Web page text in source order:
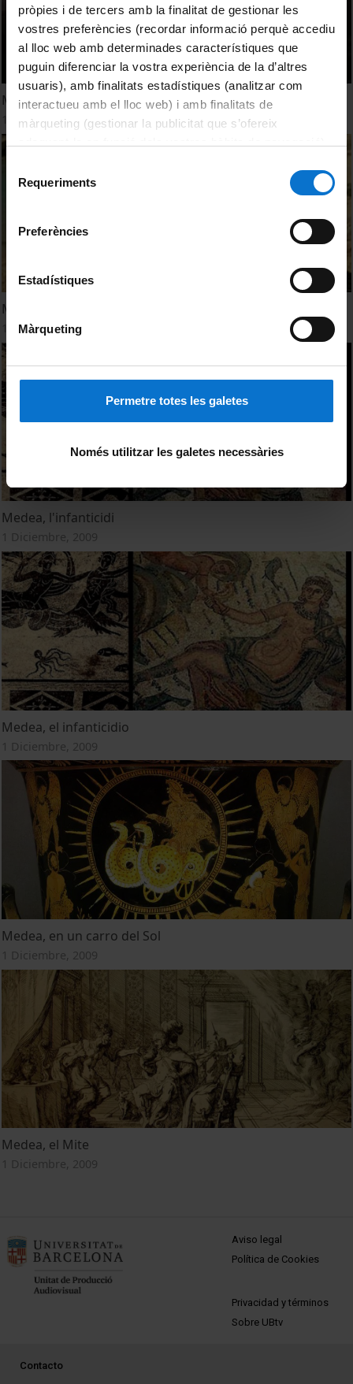
pròpies i de tercers amb la finalitat de gestionar les
vostres preferències (recordar informació perquè accediu
al lloc web amb determinades característiques que
puguin diferenciar la vostra experiència de la d’altres
usuaris), amb finalitats estadístiques (analitzar com
interactueu amb el lloc web) i amb finalitats de
màrqueting (gestionar la publicitat que s’ofereix
consultar laPolítica de galetes del lloc web de la
Requeriments
Preferències
Estadístiques
Màrqueting
Permetre totes les galetes
Només utilitzar les galetes necessàries
Medea, la Tragèdia
1 Diciembre, 2009
Medea, en un carro del Sol
1 Diciembre, 2009
Medea, l'infanticidi
1 Diciembre, 2009
Medea, el infanticidio
1 Diciembre, 2009
Medea, en un carro del Sol
1 Diciembre, 2009
Medea, el Mite
1 Diciembre, 2009
MENÚ PEU 1
Aviso legal
Política de Cookies
PEU 2
Privacidad y términos
Sobre UBtv
PEU 3
Contacto